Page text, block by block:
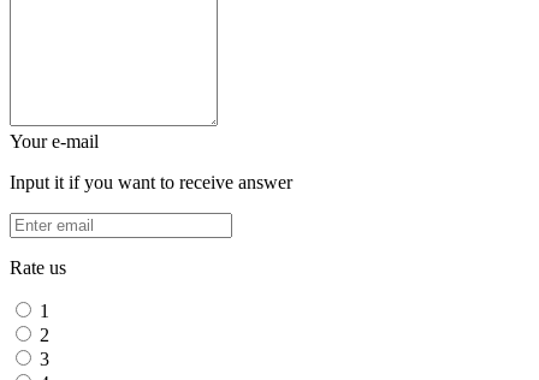
Your e-mail
Input it if you want to receive answer
Rate us
1
2
3